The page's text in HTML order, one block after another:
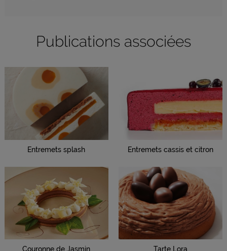
Publications associées
Entremets splash Entremets cassis et citron
Couronne de Jasmin Tarte Lora